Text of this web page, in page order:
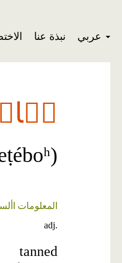
نبذة عنا
المعلومات
adj.
tanned